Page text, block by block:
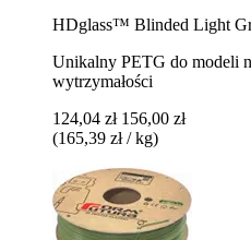
HDglass™ Blinded Light
Unikalny PETG do modeli
wytrzymałości
124,04 zł 156,00 zł
(165,39 zł / kg)